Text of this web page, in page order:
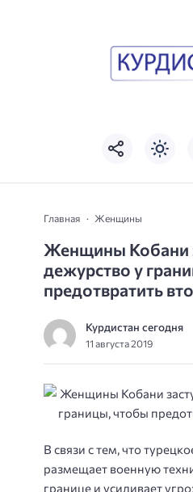
Главная Женщины
Женщины Кобани
дежурство у
предотвратить
Курдистан сегодня
11 августа 2019
В связи с тем, что
размещает военную
границе и усиливает